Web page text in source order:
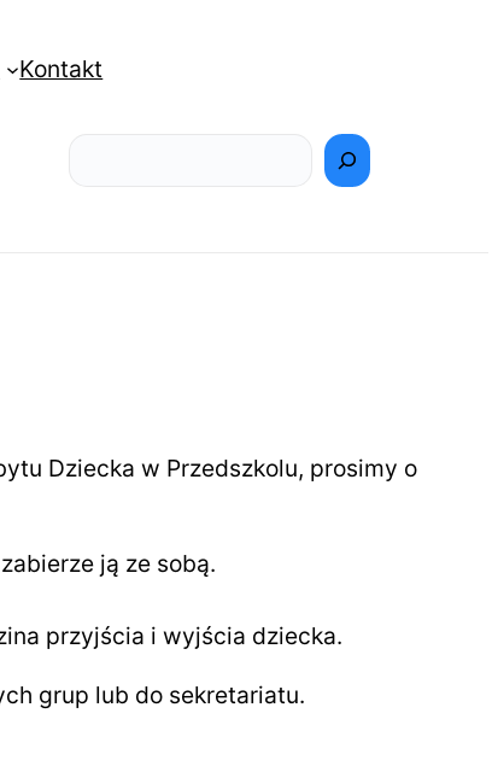
Kontakt
Dziecka w Przedszkolu, prosimy o
ją ze sobą.
przyjścia i wyjścia dziecka.
grup lub do sekretariatu.